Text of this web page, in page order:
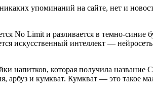
упоминаний на сайте, нет и
No Limit и разливается в темно-
искусственный интеллект —
напитков, которая получила
арбуз и кумкват. Кумкват — это такое